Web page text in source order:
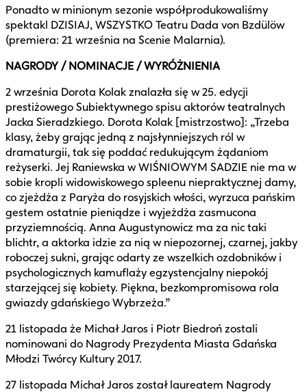
Ponadto w minionym sezonie współprodukowaliśmy
spektakl DZISIAJ, WSZYSTKO Teatru Dada von Bzdülöw
(premiera: 21 września na Scenie Malarnia).
NAGRODY / NOMINACJE / WYRÓŻNIENIA
2 września Dorota Kolak znalazła się w 25. edycji
prestiżowego Subiektywnego spisu aktorów teatralnych
Jacka Sieradzkiego. Dorota Kolak [mistrzostwo]: „Trzeba
klasy, żeby grając jedną z najsłynniejszych ról w
dramaturgii, tak się poddać redukującym żądaniom
reżyserki. Jej Raniewska w WIŚNIOWYM SADZIE nie ma w
sobie kropli widowiskowego spleenu niepraktycznej damy,
co zjeżdża z Paryża do rosyjskich włości, wyrzuca pańskim
gestem ostatnie pieniądze i wyjeżdża zasmucona
przyziemnością. Anna Augustynowicz ma za nic taki
blichtr, a aktorka idzie za nią w niepozornej, czarnej, jakby
roboczej sukni, grając odarty ze wszelkich ozdobników i
psychologicznych kamuflaży egzystencjalny niepokój
starzejącej się kobiety. Piękna, bezkompromisowa rola
gwiazdy gdańskiego Wybrzeża.”
21 listopada że Michał Jaros i Piotr Biedroń zostali
nominowani do Nagrody Prezydenta Miasta Gdańska
Młodzi Twórcy Kultury 2017.
27 listopada Michał Jaros został laureatem Nagrody